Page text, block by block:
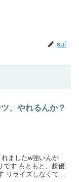
sui
、やれるんか？
ましたw強いんか